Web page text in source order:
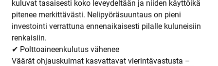
kuluvat tasaisesti koko leveydeltään ja niiden käyttöikä
pitenee merkittävästi. Nelipyöräsuuntaus on pieni
investointi verrattuna ennenaikaisesti pilalle kuluneisiin
renkaisiin.
✔ Polttoaineenkulutus vähenee
Väärät ohjauskulmat kasvattavat vierintävastusta –